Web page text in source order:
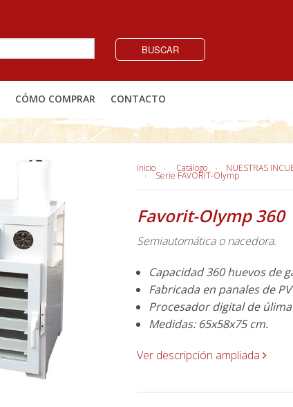
BUSCAR
CÓMO COMPRAR CONTACTO
Inicio Catálogo NUESTRAS
Serie FAVORIT-Olymp
Favorit-Olymp 360
Semiautomática o nacedora.
Capacidad 360 huevos de
Fabricada en panales de
Procesador digital de
Medidas: 65x58x75 cm.
Ver descripción ampliada